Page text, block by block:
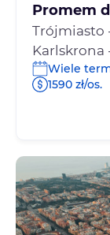
Promem
Trójmiasto
Karlskrona
Wiele
1590 zł/os.